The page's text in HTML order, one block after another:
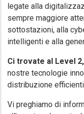
legate alla
sempre maggiore
sottostazioni, alla
intelligenti e alla
Ci trovate al Level
nostre tecnologie
distribuzione
Vi preghiamo di